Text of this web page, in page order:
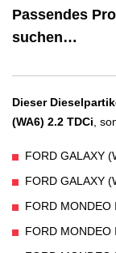
Passendes
suchen…
Dieser
(WA6) 2.2 TDCi,
FORD GALAXY
FORD GALAXY
FORD MONDEO
FORD MONDEO